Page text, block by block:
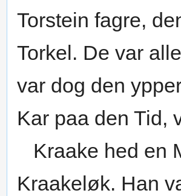
Torstein fagre,
Torkel. De var
var dog den
Kar paa den Tid,
Kraake hed en
Kraakeløk. Han